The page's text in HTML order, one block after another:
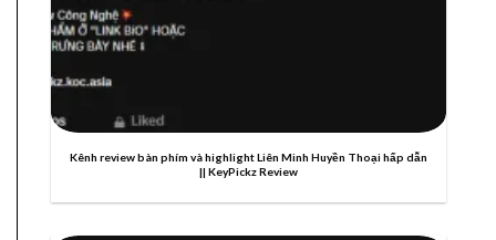
Kênh review bàn phím và highlight Liên Minh Huyền Thoại hấp dẫn
|| KeyPickz Review